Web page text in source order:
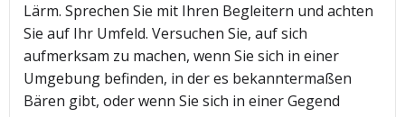
Lärm. Sprechen Sie mit Ihren Begleitern und achten
Sie auf Ihr Umfeld. Versuchen Sie, auf sich
aufmerksam zu machen, wenn Sie sich in einer
Umgebung befinden, in der es bekanntermaßen
Bären gibt, oder wenn Sie sich in einer Gegend